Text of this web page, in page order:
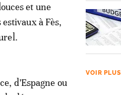
et une
à Fès,
d’Espagne ou
VOIR PLUS